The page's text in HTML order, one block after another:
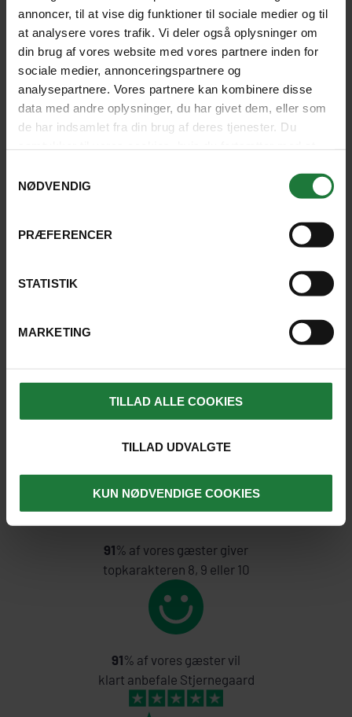
annoncer, til at vise dig funktioner til sociale medier og til
at analysere vores trafik. Vi deler også oplysninger om
din brug af vores website med vores partnere inden for
sociale medier, annonceringspartnere og
analysepartnere. Vores partnere kan kombinere disse
data med andre oplysninger, du har givet dem, eller som
de har indsamlet fra din brug af deres tjenester. Du
NØDVENDIG
PRÆFERENCER
STATISTIK
MARKETING
TILLAD ALLE COOKIES
TILLAD UDVALGTE
KUN NØDVENDIGE COOKIES
RING ELLER SKRIV TIL OS
Tag en snak med vores eksperter om jeres
Telefonerne er åbne mandag til fredag 10.00-16.00.
91% af vores gæster giver
topkarakteren 8, 9 eller 10
91% af vores gæster vil
klart anbefale Stjernegaard